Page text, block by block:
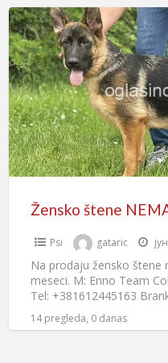
Psi gataric
Na prodaju žensko štene
meseci. M: Enno Team
Tel: +381612445163
14 pregleda, 0 danas